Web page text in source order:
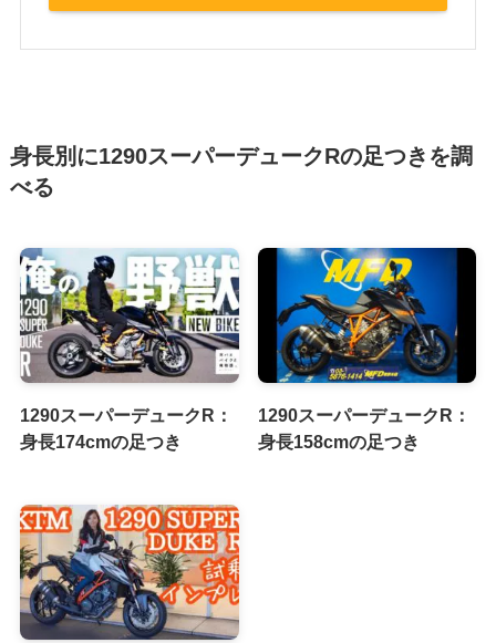
身長別に1290スーパーデュークRの足つきを調
べる
1290スーパーデュークR：
身長174cmの足つき
1290スーパーデュークR：
身長158cmの足つき